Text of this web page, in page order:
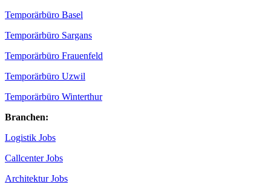
Temporärbüro Basel
Temporärbüro Sargans
Temporärbüro Frauenfeld
Temporärbüro Uzwil
Temporärbüro Winterthur
Branchen:
Logistik Jobs
Callcenter Jobs
Architektur Jobs